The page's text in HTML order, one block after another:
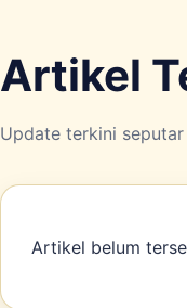
Artikel
Update terkini
Artikel belum